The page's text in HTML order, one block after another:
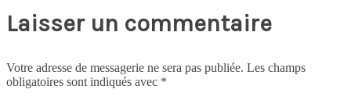
Laisser un commentaire
Votre adresse de messagerie ne sera pas publiée. Les champs
obligatoires sont indiqués avec *